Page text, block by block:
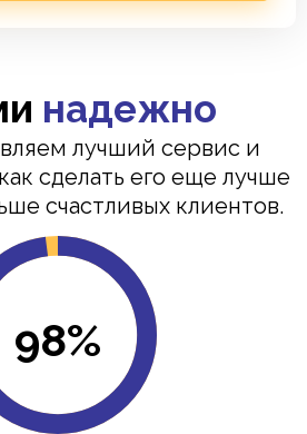
надежно
лучший сервис и
сделать его еще лучше
счастливых клиентов.
98%